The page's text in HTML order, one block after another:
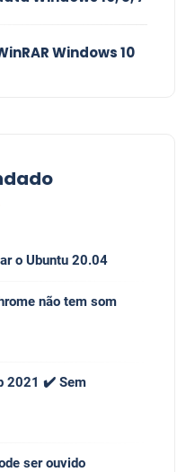
Windows 10
o Ubuntu 20.04
não tem som
2021 ✔️ Sem
ser ouvido